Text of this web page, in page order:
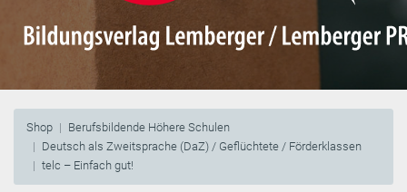
Shop
Berufsbildende Höhere Schulen
Deutsch als Zweitsprache (DaZ) / Geflüchtete / Förderklassen
telc – Einfach gut!